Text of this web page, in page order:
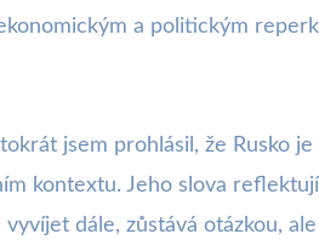
a politickým
jsem prohlásil, že Rusko
kontextu. Jeho slova
dále, zůstává otázkou,